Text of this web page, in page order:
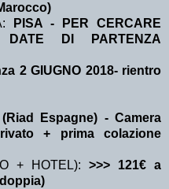
PISA - PER CERCARE
DATE DI PARTENZA
2 GIUGNO 2018- rientro
(Riad Espagne) - Camera
+ prima colazione
+ HOTEL): >>> 121€ a